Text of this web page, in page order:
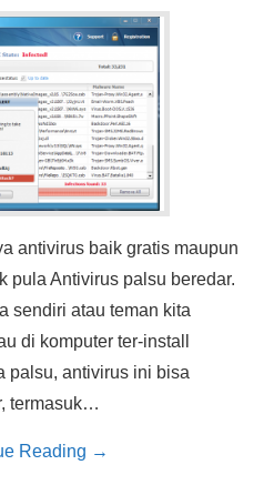
antivirus baik gratis maupun
pula Antivirus palsu beredar.
sendiri atau teman kita
di komputer ter-install
palsu, antivirus ini bisa
termasuk…
Reading →